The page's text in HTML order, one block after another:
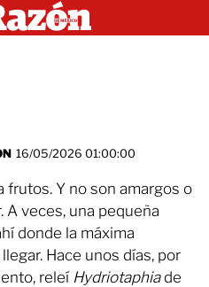
16/05/2026 01:00:00
frutos. Y no son amargos o
A veces, una pequeña
donde la máxima
Hace unos días, por
releí Hydriotaphiade